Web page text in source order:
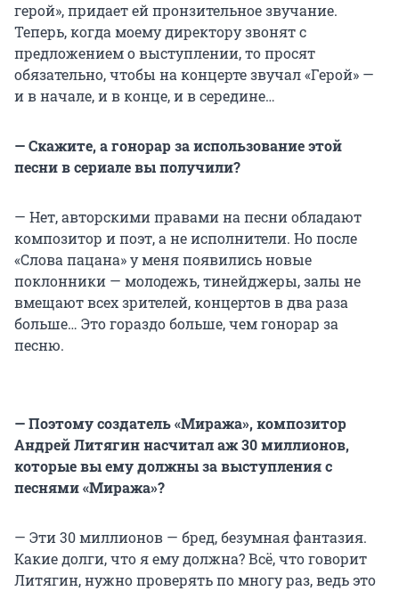
герой», придает ей пронзительное звучание.
Теперь, когда моему директору звонят с
предложением о выступлении, то просят
обязательно, чтобы на концерте звучал «Герой» —
и в начале, и в конце, и в середине…
— Скажите, а гонорар за использование этой
песни в сериале вы получили?
— Нет, авторскими правами на песни обладают
композитор и поэт, а не исполнители. Но после
«Слова пацана» у меня появились новые
поклонники — молодежь, тинейджеры, залы не
вмещают всех зрителей, концертов в два раза
больше… Это гораздо больше, чем гонорар за
песню.
— Поэтому создатель «Миража», композитор
Андрей Литягин насчитал аж 30 миллионов,
которые вы ему должны за выступления с
песнями «Миража»?
— Эти 30 миллионов — бред, безумная фантазия.
Какие долги, что я ему должна? Всё, что говорит
Литягин, нужно проверять по многу раз, ведь это